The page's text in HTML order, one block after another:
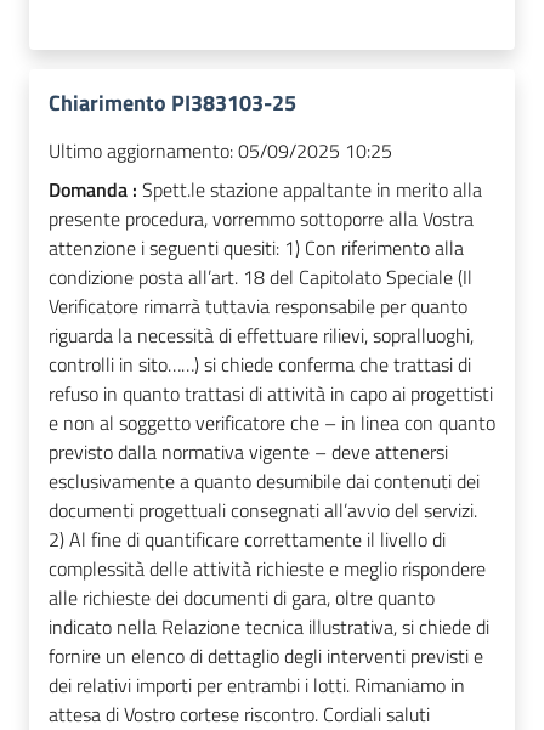
Chiarimento PI383103-25
Ultimo aggiornamento:05/09/2025 10:25
Domanda : Spett.le stazione appaltante in merito alla
presente procedura, vorremmo sottoporre alla Vostra
attenzione i seguenti quesiti: 1) Con riferimento alla
condizione posta all’art. 18 del Capitolato Speciale (Il
Verificatore rimarrà tuttavia responsabile per quanto
riguarda la necessità di effettuare rilievi, sopralluoghi,
controlli in sito……) si chiede conferma che trattasi di
refuso in quanto trattasi di attività in capo ai progettisti
e non al soggetto verificatore che – in linea con quanto
previsto dalla normativa vigente – deve attenersi
esclusivamente a quanto desumibile dai contenuti dei
documenti progettuali consegnati all’avvio del servizi.
2) Al fine di quantificare correttamente il livello di
complessità delle attività richieste e meglio rispondere
alle richieste dei documenti di gara, oltre quanto
indicato nella Relazione tecnica illustrativa, si chiede di
fornire un elenco di dettaglio degli interventi previsti e
dei relativi importi per entrambi i lotti. Rimaniamo in
attesa di Vostro cortese riscontro. Cordiali saluti